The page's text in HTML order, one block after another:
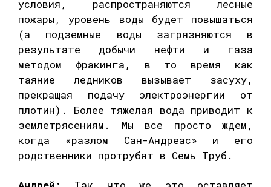
условия, распространяются лесные
пожары, уровень воды будет повышаться
(а подземные воды загрязняются в
результате добычи нефти и газа
методом фракинга, в то время как
таяние ледников вызывает засуху,
прекращая подачу электроэнергии от
плотин). Более тяжелая вода приводит к
землетрясениям. Мы все просто ждем,
когда «разлом Сан-Андреас» и его
родственники протрубят в Семь Труб.